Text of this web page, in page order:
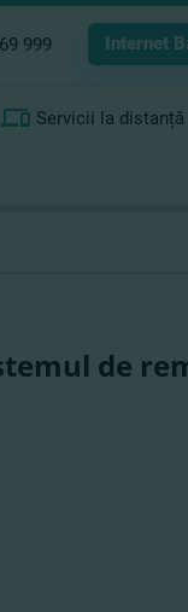
999 Internet
Servicii la distanță
de